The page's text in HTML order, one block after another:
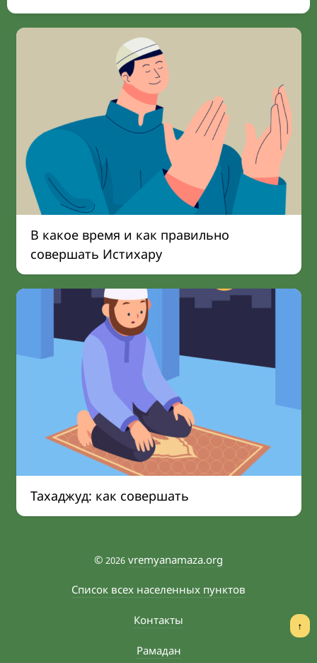
В какое время и как правильно
совершать Истихару
Тахаджуд: как совершать
© 2026 vremyanamaza.org
Список всех населенных пунктов
Контакты
Рамадан
↑